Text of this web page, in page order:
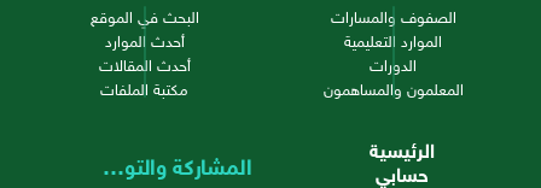
الصفوف والمسارات
الموارد التعليمية
الدورات
المعلمون والمساهمون
البحث في الموقع
أحدث الموارد
أحدث المقالات
مكتبة الملفات
الرئيسية
حسابي المشاركة والتواصل